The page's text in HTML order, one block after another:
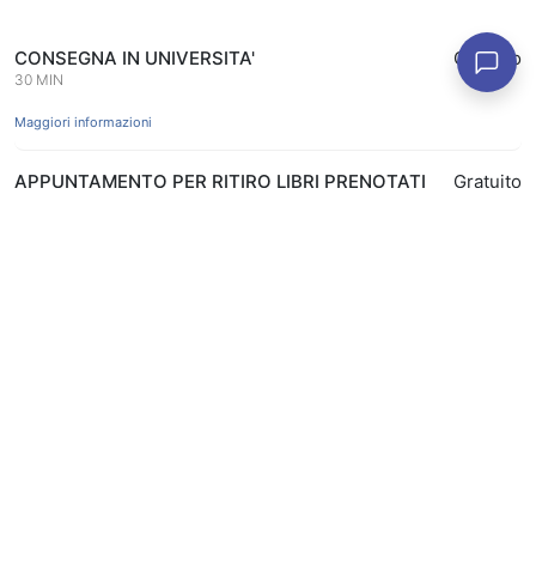
CONSEGNA IN UNIVERSITA'
30 MIN
Gratuito
Maggiori informazioni
APPUNTAMENTO PER RITIRO LIBRI PRENOTATI
Gratuito